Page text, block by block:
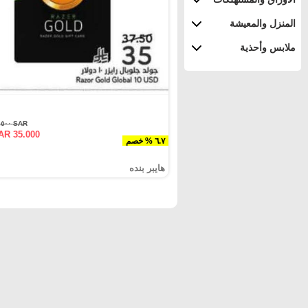
المنزل والمعيشة
ملابس وأحذية
٦.٧ % خصم
SAR ٣٧.٥٠٠
35.000
هايبر بنده